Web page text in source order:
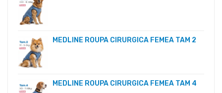
MEDLINE ROUPA CIRURGICA FEMEA TAM 2
MEDLINE ROUPA CIRURGICA FEMEA TAM 4